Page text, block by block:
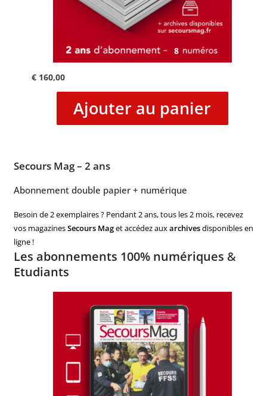
€160,00
Ajouter au panier
Secours Mag – 2 ans
Abonnement double papier + numérique
Besoin de 2 exemplaires ? Pendant 2 ans, tous les 2 mois, recevez
vos magazinesSecours Maget accédez auxarchivesdisponibles en
ligne !
Les abonnements 100% numériques &
Etudiants